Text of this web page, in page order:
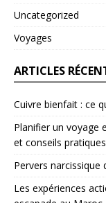
Uncategorized
Voyages
ARTICLES
Cuivre bienfait : ce
Planifier un voyage
et conseils pratiques
Pervers
Les expériences